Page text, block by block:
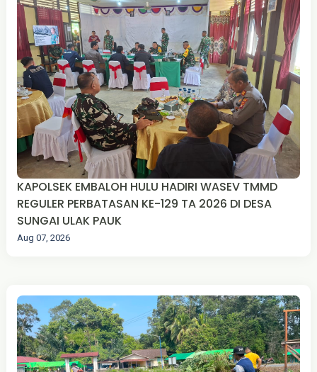
KAPOLSEK EMBALOH HULU HADIRI WASEV TMMD
REGULER PERBATASAN KE-129 TA 2026 DI DESA
SUNGAI ULAK PAUK
Aug 07, 2026